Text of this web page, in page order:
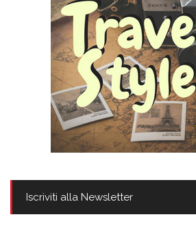
Iscriviti alla Newsletter